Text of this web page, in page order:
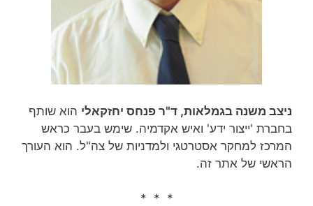
ניצב משנה בגמלאות, ד"ר פנחס יחזקאלי הוא שותף
בחברת 'ייצור ידע' ואיש אקדמיה. שימש בעבר כראש
המרכז למחקר אסטרטגי ולמדניות של צה"ל. הוא העורך
הראשי של אתר זה.
* * *